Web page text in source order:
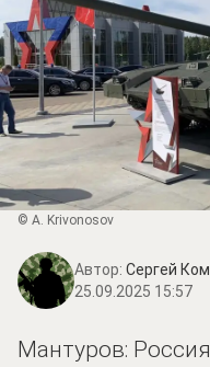
© A. Krivonosov
Автор: Сергей
25.09.2025 15:57
Мантуров: